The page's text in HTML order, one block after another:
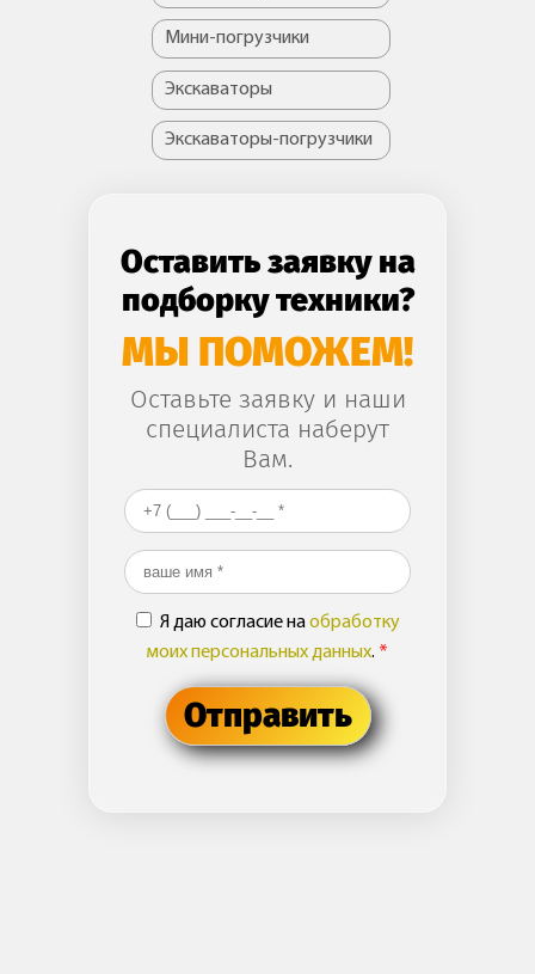
Мини-погрузчики
Экскаваторы
Экскаваторы-погрузчики
Оставить заявку на
подборку техники?
МЫ ПОМОЖЕМ!
Оставьте заявку и наши
специалиста наберут
Вам.
Ваш номер телефона
Ваше имя
Я даю согласие наобработку
моих персональных данных. *